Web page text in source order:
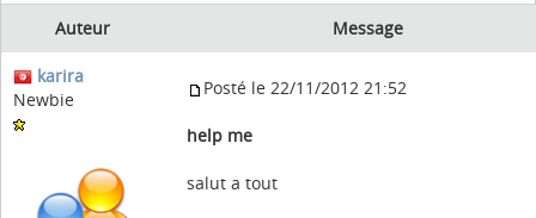
Auteur Message
karira
Newbie
Posté le 22/11/2012 21:52
help me
salut a tout